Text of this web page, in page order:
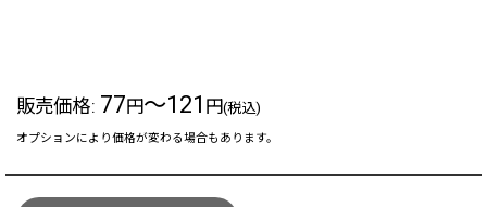
販売価格: 77円～121 円(税込)
オプションにより価格が変わる場合もあります。